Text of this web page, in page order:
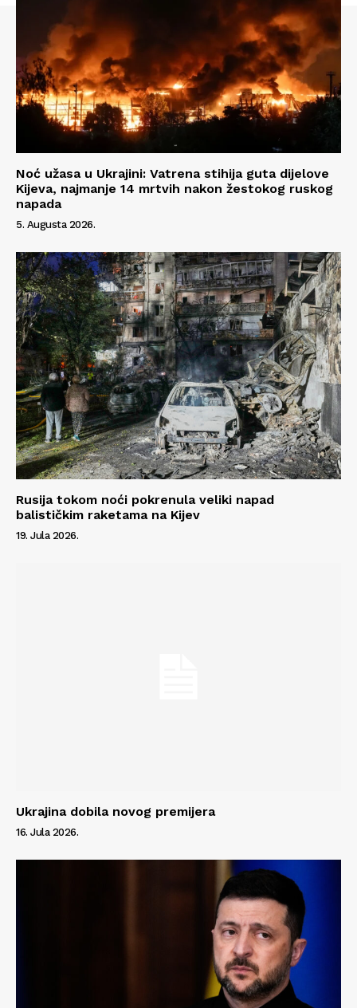
Info
O nama
Kontakt
Impressum
Noć užasa u Ukrajini: Vatrena stihija guta dijelove
Kijeva, najmanje 14 mrtvih nakon žestokog ruskog
napada
5. Augusta 2026.
Rusija tokom noći pokrenula veliki napad
balističkim raketama na Kijev
19. Jula 2026.
Ukrajina dobila novog premijera
16. Jula 2026.